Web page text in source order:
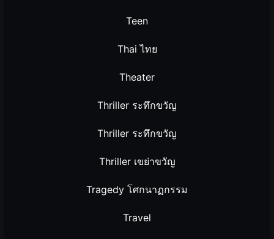
Teen
Thai ไทย
Theater
Thriller ระทึกขวัญ
Thriller ระทึกขวัญ
Thriller เขย่าขวัญ
Tragedy โศกนาฏกรรม
Travel